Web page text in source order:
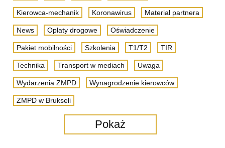
Kierowca-mechanik Koronawirus Materiał partnera
News Opłaty drogowe Oświadczenie
Pakiet mobilności Szkolenia T1/T2 TIR
Technika Transport w mediach Uwaga
Wydarzenia ZMPD Wynagrodzenie kierowców
ZMPD w Brukseli
Pokaż